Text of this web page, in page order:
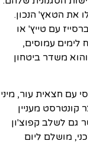
את הטאץ' הנכון.
עם טייץ' או
לימים עמוסים,
משדר ביטחון
עם חצאית עור, מיני
קונטרסט מעניין
גם לשלב קפוצ'ון
מושלם ליום